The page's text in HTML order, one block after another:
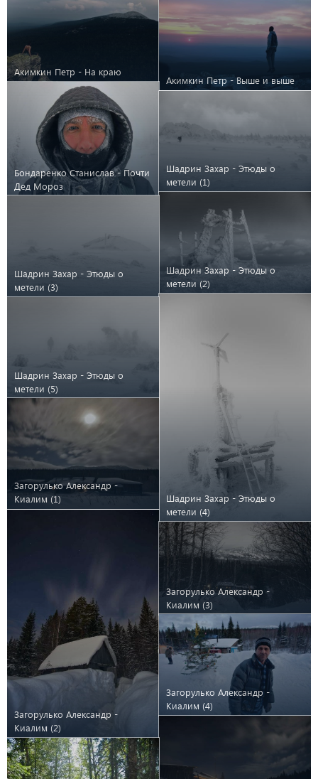
Акимкин Петр - На краю
Акимкин Петр - Выше и выше
Бондаренко Станислав - Почти
Дед Мороз
Шадрин Захар - Этюды о
метели (1)
Шадрин Захар - Этюды о
метели (2)
Шадрин Захар - Этюды о
метели (3)
Шадрин Захар - Этюды о
метели (4)
Шадрин Захар - Этюды о
метели (5)
Загорулько Александр -
Киалим (1)
Загорулько Александр -
Киалим (2)
Загорулько Александр -
Киалим (3)
Загорулько Александр -
Киалим (4)